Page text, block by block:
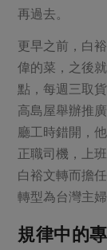
再過去。
更早之前，白
偉的菜，之後
點，每週三取
高島屋舉辦推
廳工時錯開，
正職司機，上
白裕文轉而擔
轉型為台灣主
規律中的